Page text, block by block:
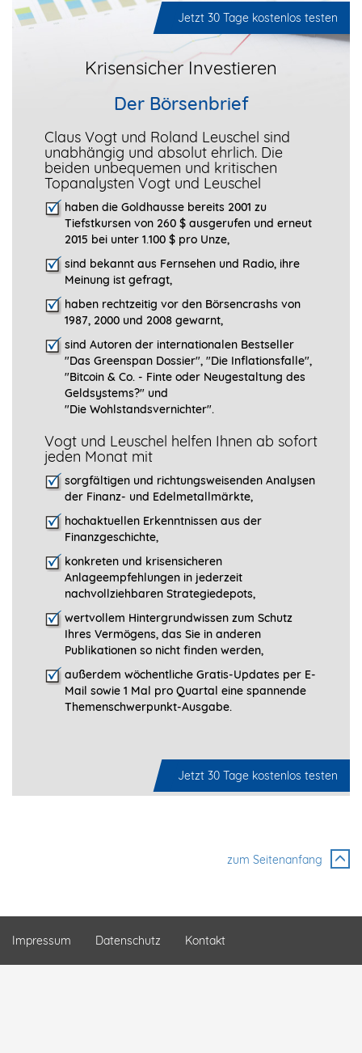
Jetzt 30 Tage kostenlos testen
Krisensicher Investieren
Der Börsenbrief
Claus Vogt und Roland Leuschel sind
unabhängig und absolut ehrlich. Die
beiden unbequemen und kritischen
Topanalysten Vogt und Leuschel
haben die Goldhausse bereits 2001 zu
Tiefstkursen von 260 $ ausgerufen und erneut
2015 bei unter 1.100 $ pro Unze,
sind bekannt aus Fernsehen und Radio, ihre
Meinung ist gefragt,
haben rechtzeitig vor den Börsencrashs von
1987, 2000 und 2008 gewarnt,
sind Autoren der internationalen Bestseller
"Das Greenspan Dossier", "Die Inflationsfalle",
"Bitcoin & Co. - Finte oder Neugestaltung des
Geldsystems?" und
"Die Wohlstandsvernichter".
Vogt und Leuschel helfen Ihnen ab sofort
jeden Monat mit
sorgfältigen und richtungsweisenden Analysen
der Finanz- und Edelmetallmärkte,
hochaktuellen Erkenntnissen aus der
Finanzgeschichte,
konkreten und krisensicheren
Anlageempfehlungen in jederzeit
nachvollziehbaren Strategiedepots,
wertvollem Hintergrundwissen zum Schutz
Ihres Vermögens, das Sie in anderen
Publikationen so nicht finden werden,
außerdem wöchentliche Gratis-Updates per E-
Mail sowie 1 Mal pro Quartal eine spannende
Themenschwerpunkt-­Ausgabe.
Jetzt 30 Tage kostenlos testen
zum Seitenanfang
Impressum Datenschutz Kontakt